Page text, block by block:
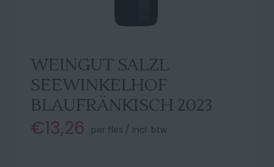
WEINGUT SALZL
SEEWINKELHOF
BLAUFRÄNKISCH 2023
€13,26 per fles / incl. btw